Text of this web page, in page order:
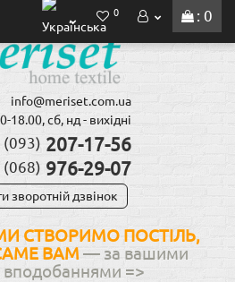
: 0
0
info@meriset.com.ua
18.00, сб, нд - вихідні
(093) 207-17-56
(068) 976-29-07
зворотній дзвінок
СТВОРИМО ПОСТІЛЬ,
ВАМ — за вашими
вподобаннями =>